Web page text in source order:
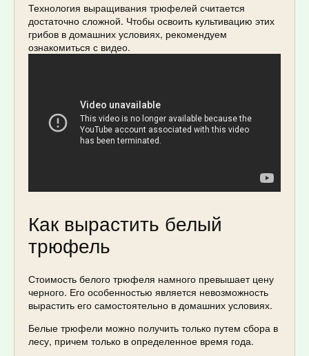
Технология выращивания трюфелей считается
достаточно сложной. Чтобы освоить культивацию этих
грибов в домашних условиях, рекомендуем
ознакомиться с видео.
Как вырастить белый
трюфель
Стоимость белого трюфеля намного превышает цену
черного. Его особенностью является невозможность
вырастить его самостоятельно в домашних условиях.
Белые трюфели можно получить только путем сбора в
лесу, причем только в определенное время года.